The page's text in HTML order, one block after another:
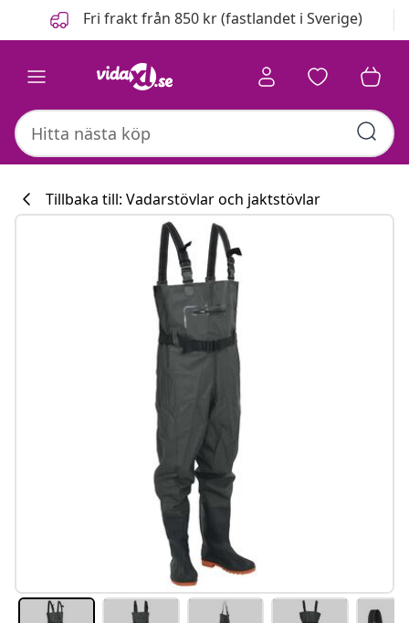
FöregåendeFri frakt från 850 kr (fastlandet i Sverige)
Tillbaka till: Vadarstövlar och jaktstövlar